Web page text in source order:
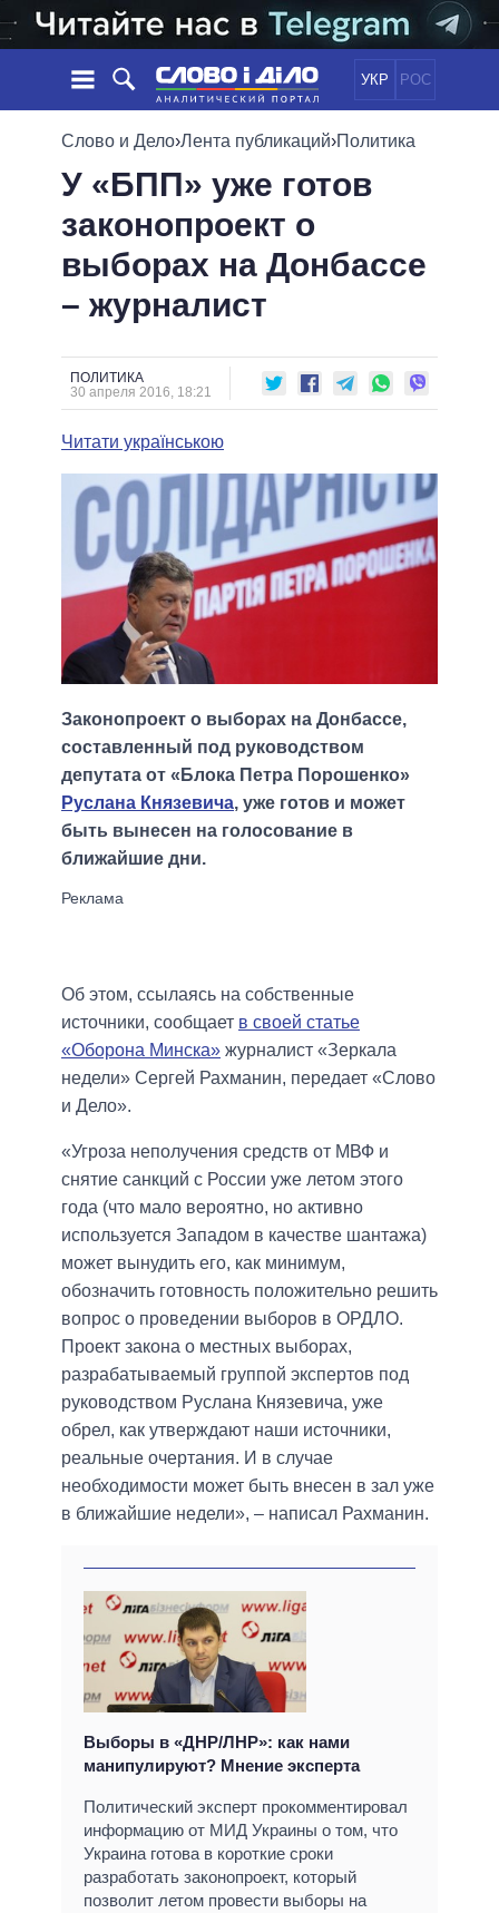
УКР РОС
НОВОСТИ
ЛЕНТА
СОБЫТИЯ
СТАТЬИ
МНЕНИЯ
ОБЗОРЫ
ДАЙДЖЕСТЫ
ПОЛИТИКА
ЭКОНОМИКА
ОБЩЕСТВО
МИР
ОБЕЩАНИЯ
ПОЛИТИКИ
ВСЕ ПОЛИТИКИ
ПРЕЗИДЕНТ И ОФИС
ВЕРХОВНАЯ РАДА
КАБИНЕТ МИНИСТРОВ
МЭРЫ
ВСЕ ПЕРСОНЫ
ИНФОГРАФИКА
ПОДДЕРЖАТЬ
СРАВНЕНИЕ ПОЛИТИКОВ
Слово и Дело›Лента публикаций›Политика
У «БПП» уже готов
законопроект о
выборах на Донбассе
– журналист
ПОЛИТИКА
30 апреля 2016, 18:21
Читати українською
Законопроект о выборах на Донбассе,
составленный под руководством
депутата от «Блока Петра Порошенко»
Руслана Князевича, уже готов и может
быть вынесен на голосование в
ближайшие дни.
Об этом, ссылаясь на собственные
источники, сообщает в своей статье
«Оборона Минска» журналист «Зеркала
недели» Сергей Рахманин, передает «Слово
и Дело».
«Угроза неполучения средств от МВФ и
снятие санкций с России уже летом этого
года (что мало вероятно, но активно
используется Западом в качестве шантажа)
может вынудить его, как минимум,
обозначить готовность положительно решить
вопрос о проведении выборов в ОРДЛО.
Проект закона о местных выборах,
разрабатываемый группой экспертов под
руководством Руслана Князевича, уже
обрел, как утверждают наши источники,
реальные очертания. И в случае
необходимости может быть внесен в зал уже
в ближайшие недели», – написал Рахманин.
Выборы в «ДНР/ЛНР»: как нами
манипулируют? Мнение эксперта
Политический эксперт прокомментировал
информацию от МИД Украины о том, что
Украина готова в короткие сроки
разработать законопроект, который
позволит летом провести выборы на